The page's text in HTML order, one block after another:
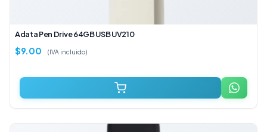
Adata Pen Drive 64GB USB UV210
$9.00 (IVA incluido)